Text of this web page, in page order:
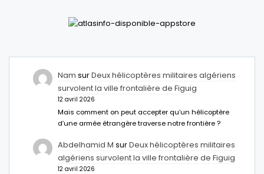
Nam surDeux hélicoptères militaires algériens
survolent la ville frontalière de Figuig
12 avril 2026
Mais comment on peut accepter qu’un hélicoptère
d’une armée étrangère traverse notre frontière ?
Abdelhamid M surDeux hélicoptères militaires
algériens survolent la ville frontalière de Figuig
12 avril 2026